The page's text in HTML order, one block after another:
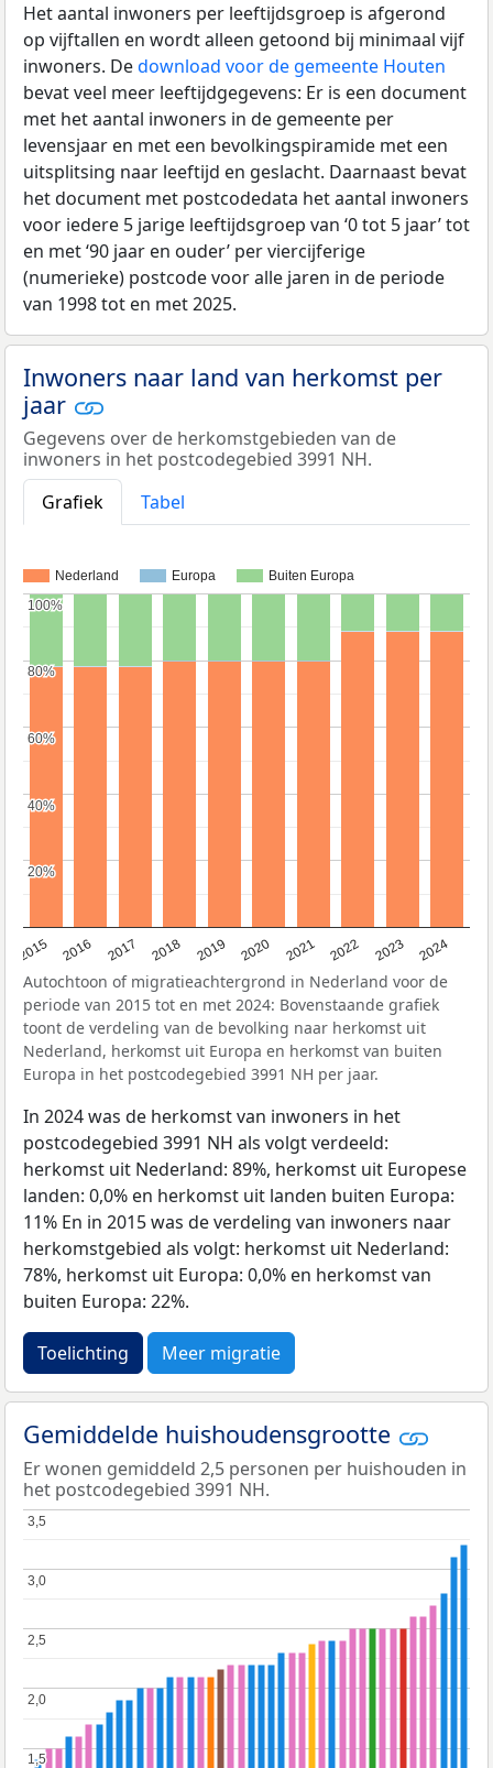
Het aantal inwoners per leeftijdsgroep is afgerond
op vijftallen en wordt alleen getoond bij minimaal vijf
inwoners. Dedownload voor de gemeente Houten
bevat veel meer leeftijdgegevens: Er is een document
met het aantal inwoners in de gemeente per
levensjaar en met een bevolkingspiramide met een
uitsplitsing naar leeftijd en geslacht. Daarnaast bevat
het document met postcodedata het aantal inwoners
voor iedere 5 jarige leeftijdsgroep van ‘0 tot 5 jaar’ tot
en met ‘90 jaar en ouder’ per viercijferige
(numerieke) postcode voor alle jaren in de periode
van 1998 tot en met 2025.
Inwoners naar land van herkomst per
jaar
Gegevens over de herkomstgebieden van de
inwoners in het postcodegebied 3991 NH.
Grafiek
Tabel
Nederland Europa Buiten Europa
2015 2016 2017 2018 2019 2020 2021 2022 2023 2024
20%
20%
40%
40%
60%
60%
80%
80%
100%
100%
Autochtoon of migratieachtergrond in Nederland voor de
periode van 2015 tot en met 2024: Bovenstaande grafiek
toont de verdeling van de bevolking naar herkomst uit
Nederland, herkomst uit Europa en herkomst van buiten
Europa in het postcodegebied 3991 NH per jaar.
In 2024 was de herkomst van inwoners in het
postcodegebied 3991 NH als volgt verdeeld:
herkomst uit Nederland: 89%, herkomst uit Europese
landen: 0,0% en herkomst uit landen buiten Europa:
11% En in 2015 was de verdeling van inwoners naar
herkomstgebied als volgt: herkomst uit Nederland:
78%, herkomst uit Europa: 0,0% en herkomst van
buiten Europa: 22%.
Toelichting Meer migratie
Gemiddelde huishoudensgrootte
Er wonen gemiddeld 2,5 personen per huishouden in
het postcodegebied 3991 NH.
1,5
1,5
2,0
2,0
2,5
2,5
3,0
3,0
3,5
3,5